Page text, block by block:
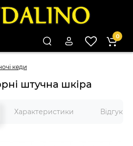
0
кеди
штучна шкіра
Характеристики Відгуки